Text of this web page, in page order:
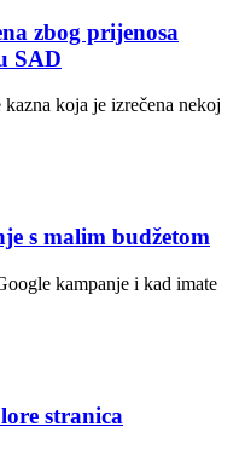
zbog prijenosa
SAD
koja je izrečena nekoj
s malim budžetom
kampanje i kad imate
stranica